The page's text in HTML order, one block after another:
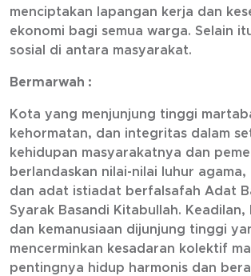
menciptakan lapangan kerja dan
ekonomi bagi semua warga. Selain
sosial di antara masyarakat.
Bermarwah :
Kota yang menjunjung tinggi
kehormatan, dan integritas dalam
kehidupan masyarakatnya dan
berlandaskan nilai-nilai luhur agama,
dan adat istiadat berfalsafah Adat
Syarak Basandi Kitabullah. Keadilan,
dan kemanusiaan dijunjung tinggi
mencerminkan kesadaran kolektif
pentingnya hidup harmonis dan